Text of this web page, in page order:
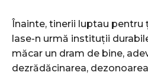
Înainte, tinerii luptau pentru
lase-n urmă instituții
măcar un dram de bine,
dezrădăcinarea,